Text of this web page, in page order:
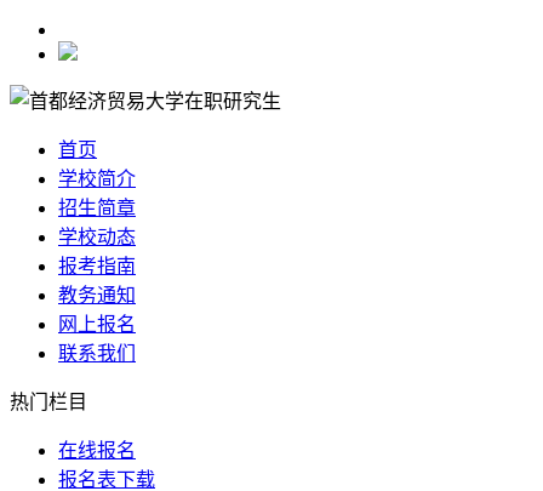
首页
学校简介
招生简章
学校动态
报考指南
教务通知
网上报名
联系我们
热门栏目
在线报名
报名表下载